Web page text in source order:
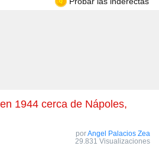
porAngel Palacios Zea
29.831 Visualizaciones